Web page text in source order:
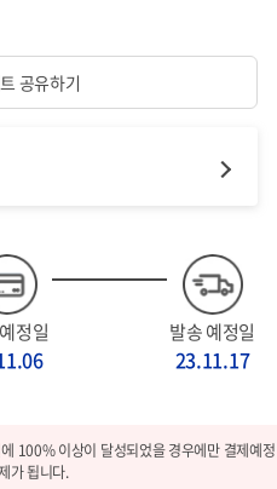
공유하기
정일 발송 예정일
23.11.17
100% 이상이 달성되었을 경우에만 결제예정
가 됩니다.